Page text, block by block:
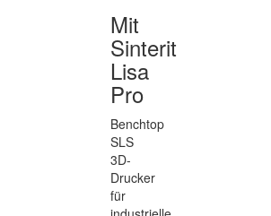
Mit
Sinterit
Lisa
Pro
Benchtop
SLS
3D-
Drucker
für